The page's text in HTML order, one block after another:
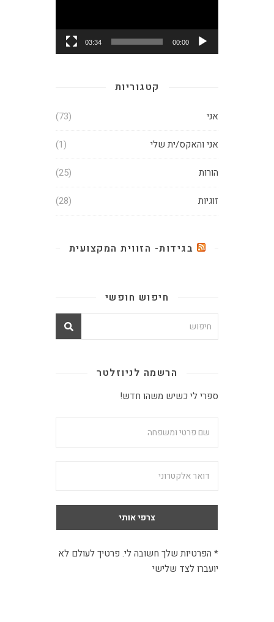
חיפוש חופשי
הרשמה לניוזלטר
ספרי לי כשיש משהו חדש!
* הפרטיות שלך חשובה לי. פרטיך לעולם לא
יועברו לצד שלישי
00:00
03:34
קטגוריות
אני (73)
אני והאקס/ית שלי (1)
הורות (25)
זוגיות (28)
בגידות- הזווית המקצועית